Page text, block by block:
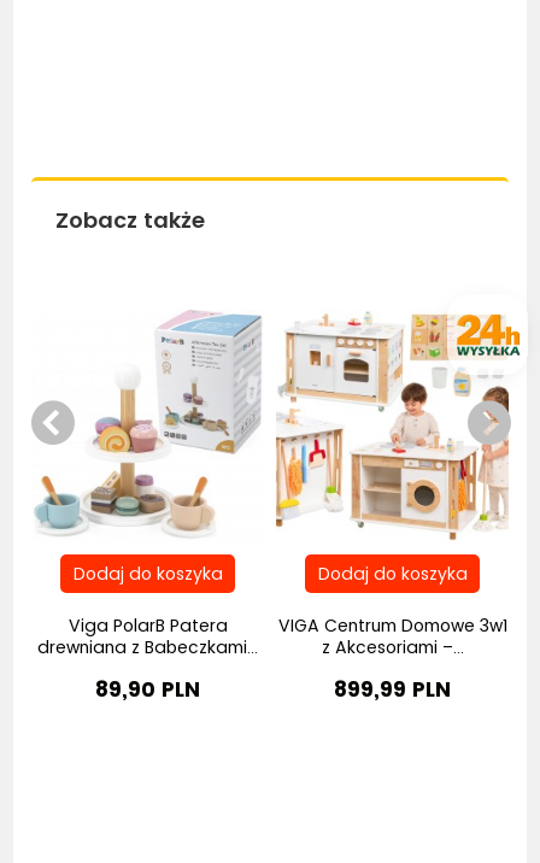
Zobacz także
Viga PolarB Patera
drewniana z Babeczkami...
89,90 PLN
VIGA Centrum Domowe 3w1
z Akcesoriami –...
899,99 PLN